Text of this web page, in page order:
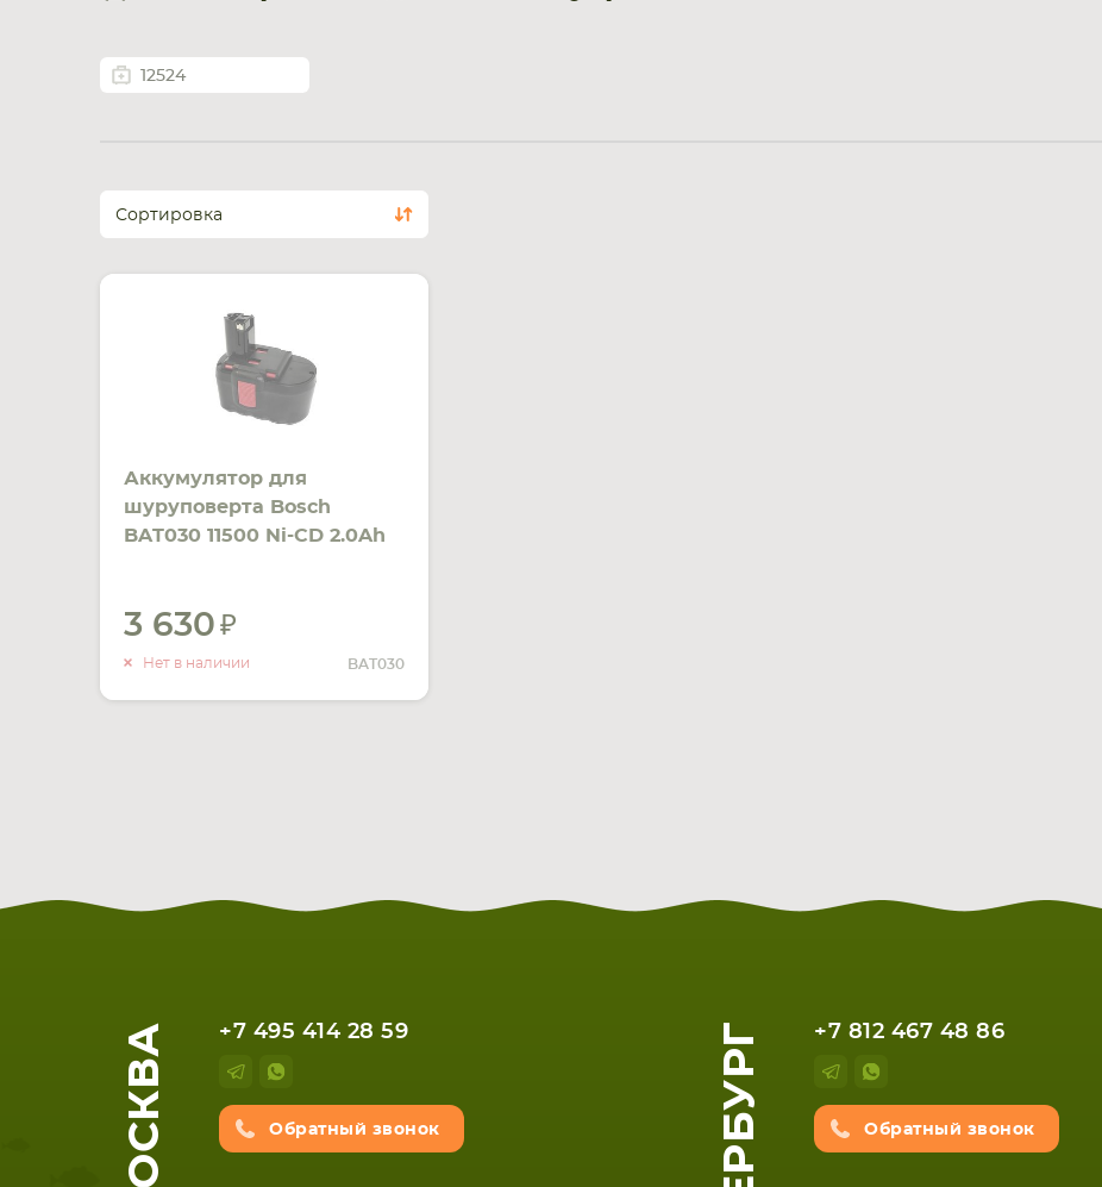
12524
Сортировка
Аккумулятор для
шуруповерта Bosch
BAT030 11500 Ni-CD 2.0Ah
3 630
Нет в наличии BAT030
О НАЛИЧИИ
МОСКВА +7 495 414 28 59
Обратный звонок
+7 812 467 48 86
Обратный звонок